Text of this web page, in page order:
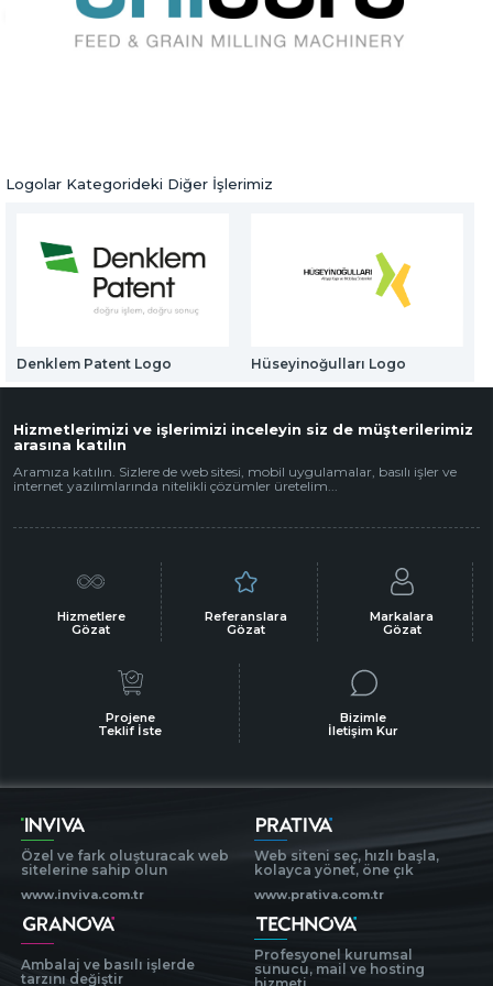
Web Mail Arayüzü
için Tıklayınız
Unicore Logo
Logolar Kategorideki Diğer İşlerimiz
Denklem Patent Logo Hüseyinoğulları Logo
Hizmetlerimizi ve işlerimizi inceleyin siz de müşterilerimiz
arasına katılın
Aramıza katılın. Sizlere de web sitesi, mobil uygulamalar, basılı işler ve
internet yazılımlarında nitelikli çözümler üretelim...
Hizmetlere
Gözat
Referanslara
Gözat
Markalara
Gözat
Projene
Teklif İste
Bizimle
İletişim Kur
Özel ve fark oluşturacak web
sitelerine sahip olun
www.inviva.com.tr
Web siteni seç, hızlı başla,
kolayca yönet, öne çık
www.prativa.com.tr
Ambalaj ve basılı işlerde
tarzını değiştir
Profesyonel kurumsal
sunucu, mail ve hosting